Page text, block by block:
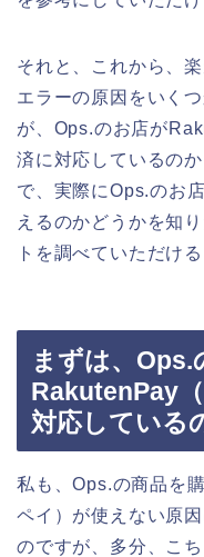
それと、これから、
エラーの原因をいく
が、Ops.のお店が
済に対応しているの
で、実際にOps.のお
えるのかどうかを知
トを調べていただけ
まずは、Ops.
RakutenPay
対応している
私も、Ops.の商品を
ペイ）が使えない原
のですが、多分、こ